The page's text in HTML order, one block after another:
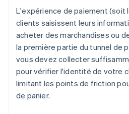
L'expérience de paiement (soit
clients saisissent leurs
acheter des marchandises ou
la première partie du tunnel de
vous devez collecter
pour vérifier l'identité de votre
limitant les points de friction
de panier.